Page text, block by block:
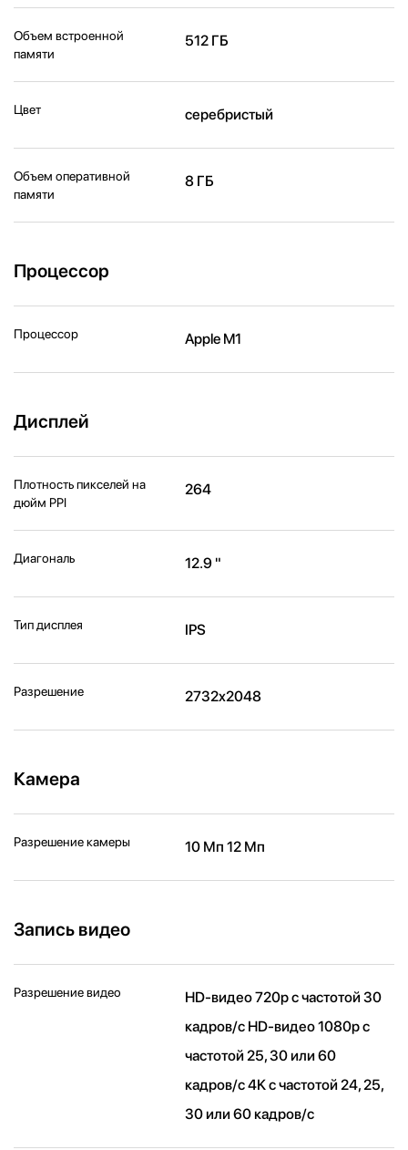
Объем встроенной
памяти
512 ГБ
Цвет серебристый
Объем оперативной
памяти
8 ГБ
Процессор
Процессор Apple M1
Дисплей
Плотность пикселей на
дюйм PPI
264
Диагональ 12.9 "
Тип дисплея IPS
Разрешение 2732x2048
Камера
Разрешение камеры 10 Мп 12 Мп
Запись видео
Разрешение видео
HD-видео 720p с частотой 30
кадров/ с HD-видео 1080p с
частотой 25, 30 или 60
кадров/ с 4K с частотой 24, 25,
30 или 60 кадров/ с